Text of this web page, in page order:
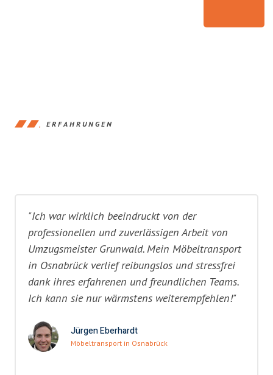
ERFAHRUNGEN
"Ich war wirklich beeindruckt von der
professionellen und zuverlässigen Arbeit von
Umzugsmeister Grunwald. Mein Möbeltransport
in Osnabrück verlief reibungslos und stressfrei
dank ihres erfahrenen und freundlichen Teams.
Ich kann sie nur wärmstens weiterempfehlen!"
Jürgen Eberhardt
Möbeltransport in Osnabrück